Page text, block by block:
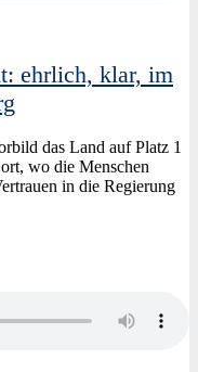
ehrlich, klar, im
das Land auf Platz 1
wo die Menschen
in die Regierung